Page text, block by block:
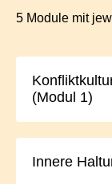
5 Module mit
(Modul 1)
Innere